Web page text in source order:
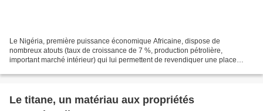
Le Nigéria, première puissance économique Africaine, dispose de
nombreux atouts (taux de croissance de 7 %, production pétrolière,
important marché intérieur) qui lui permettent de revendiquer une place
Le titane, un matériau aux propriétés